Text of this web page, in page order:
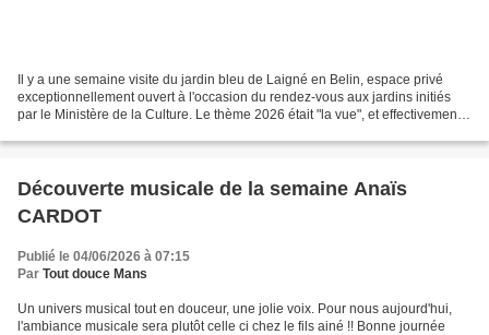
Il y a une semaine visite du jardin bleu de Laigné en Belin, espace privé
exceptionnellement ouvert à l'occasion du rendez-vous aux jardins initiés
par le Ministère de la Culture. Le thème 2026 était "la vue", et effectivement
Découverte musicale de la semaine Anaïs
CARDOT
Publié le 04/06/2026 à 07:15
Par Tout douce Mans
Un univers musical tout en douceur, une jolie voix. Pour nous aujourd'hui,
l'ambiance musicale sera plutôt celle ci chez le fils ainé !! Bonne journée